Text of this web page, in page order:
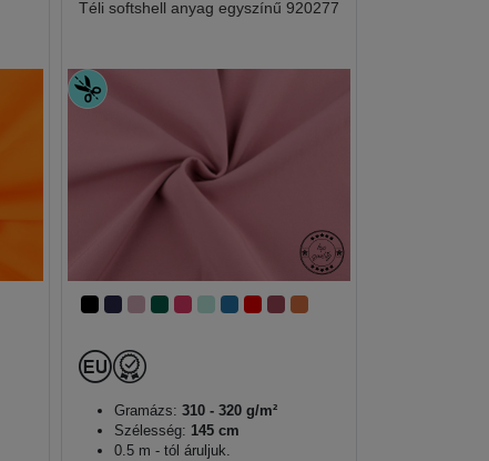
Téli softshell anyag egyszínű 920277
Gramázs: 310 - 320 g/m²
Szélesség: 145 cm
0.5 m - tól áruljuk.